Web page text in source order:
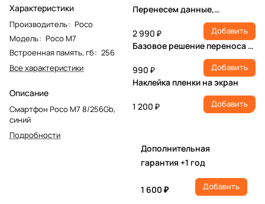
Характеристики
Производитель: Poco
Модель: Poco M7
Встроенная память, гб: 256
Все характеристики
Описание
Смартфон Poco M7 8/256Gb,
синий
Подробности
Перенесем данные,
настроим учетную запись,
установим ПО
2 990 ₽ Добавить
Базовое решение переноса и
990 ₽
Добавить
Наклейка пленки на экран
1 200 ₽ Добавить
Дополнительная
гарантия +1 год
1 600 ₽ Добавить